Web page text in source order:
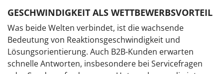
GESCHWINDIGKEIT ALS WETTBEWERBSVORTEIL
Was beide Welten verbindet, ist die wachsende
Bedeutung von Reaktionsgeschwindigkeit und
Lösungsorientierung. Auch B2B-Kunden erwarten
schnelle Antworten, insbesondere bei Servicefragen